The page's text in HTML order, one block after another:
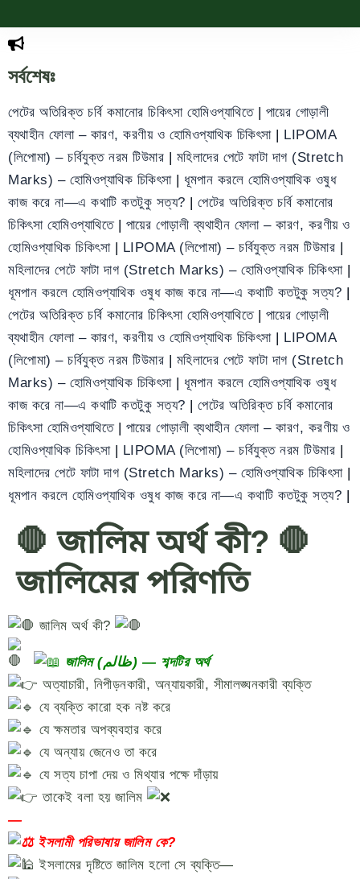
সর্বশেষঃ
পেটের অতিরিক্ত চর্বি কমানোর চিকিৎসা হোমিওপ্যাথিতে | পায়ের গোড়ালী
ব্যথাহীন ফোলা – কারণ, করণীয় ও হোমিওপ্যাথিক চিকিৎসা | LIPOMA
(লিপোমা) – চর্বিযুক্ত নরম টিউমার | মহিলাদের পেটে ফাটা দাগ (Stretch
Marks) – হোমিওপ্যাথিক চিকিৎসা | ধূমপান করলে হোমিওপ্যাথিক ওষুধ
কাজ করে না—এ কথাটি কতটুকু সত্য? | পেটের অতিরিক্ত চর্বি কমানোর
চিকিৎসা হোমিওপ্যাথিতে | পায়ের গোড়ালী ব্যথাহীন ফোলা – কারণ, করণীয় ও
হোমিওপ্যাথিক চিকিৎসা | LIPOMA (লিপোমা) – চর্বিযুক্ত নরম টিউমার |
মহিলাদের পেটে ফাটা দাগ (Stretch Marks) – হোমিওপ্যাথিক চিকিৎসা |
ধূমপান করলে হোমিওপ্যাথিক ওষুধ কাজ করে না—এ কথাটি কতটুকু সত্য? |
পেটের অতিরিক্ত চর্বি কমানোর চিকিৎসা হোমিওপ্যাথিতে | পায়ের গোড়ালী
ব্যথাহীন ফোলা – কারণ, করণীয় ও হোমিওপ্যাথিক চিকিৎসা | LIPOMA
(লিপোমা) – চর্বিযুক্ত নরম টিউমার | মহিলাদের পেটে ফাটা দাগ (Stretch
Marks) – হোমিওপ্যাথিক চিকিৎসা | ধূমপান করলে হোমিওপ্যাথিক ওষুধ
কাজ করে না—এ কথাটি কতটুকু সত্য? | পেটের অতিরিক্ত চর্বি কমানোর
চিকিৎসা হোমিওপ্যাথিতে | পায়ের গোড়ালী ব্যথাহীন ফোলা – কারণ, করণীয় ও
হোমিওপ্যাথিক চিকিৎসা | LIPOMA (লিপোমা) – চর্বিযুক্ত নরম টিউমার |
মহিলাদের পেটে ফাটা দাগ (Stretch Marks) – হোমিওপ্যাথিক চিকিৎসা |
ধূমপান করলে হোমিওপ্যাথিক ওষুধ কাজ করে না—এ কথাটি কতটুকু সত্য? |
🛑 জালিম অর্থ কী? 🛑
জালিমের পরিণতি
জালিম অর্থ কী?
জালিম (ظالم) — শব্দটির অর্থ
অত্যাচারী, নিপীড়নকারী, অন্যায়কারী, সীমালঙ্ঘনকারী ব্যক্তি
যে ব্যক্তি কারো হক নষ্ট করে
যে ক্ষমতার অপব্যবহার করে
যে অন্যায় জেনেও তা করে
যে সত্য চাপা দেয় ও মিথ্যার পক্ষে দাঁড়ায়
তাকেই বলা হয় জালিম
—
ইসলামী পরিভাষায় জালিম কে?
ইসলামের দৃষ্টিতে জালিম হলো সে ব্যক্তি—